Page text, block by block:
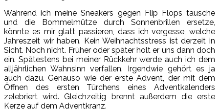
Während ich meine Sneakers gegen Flip Flops tausche
und die Bommelmütze durch Sonnenbrillen ersetze,
könnte es mir glatt passieren, dass ich vergesse, welche
Jahreszeit wir haben. Kein Weihnachtsstress ist derzeit in
Sicht. Noch nicht. Früher oder später holt er uns dann doch
ein. Spätestens bei meiner Rückkehr werde auch ich dem
alljährlichen Wahnsinn verfallen. Irgendwie gehört es ja
auch dazu. Genauso wie der erste Advent, der mit dem
Öffnen des ersten Türchens eines Adventkalenders
zelebriert wird. Gleichzeitig brennt außerdem die erste
Kerze auf dem Adventkranz.